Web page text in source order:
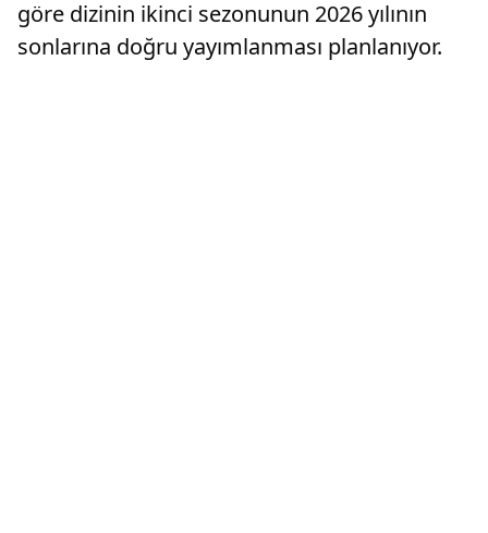
göre dizinin ikinci sezonunun 2026 yılının
sonlarına doğru yayımlanması planlanıyor.